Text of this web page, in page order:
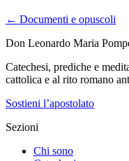
← Documenti e opuscoli
Don Leonardo Maria
Catechesi, prediche e
cattolica e al rito romano
Sostieni l’apostolato
Sezioni
Chi sono